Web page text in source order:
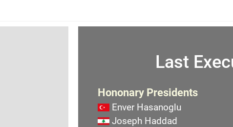
Last
Hononary Presidents
Enver Hasanoglu
Joseph Haddad